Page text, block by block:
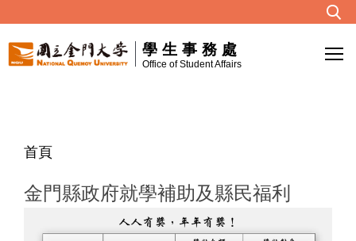
主
學生事務處
Office of Student Affairs
首頁
金門縣政府就學補助及縣民福利